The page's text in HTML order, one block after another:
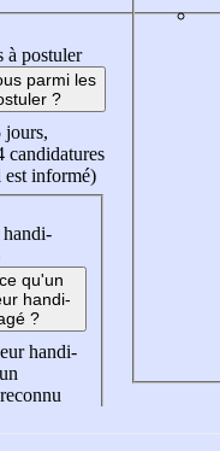
à postuler
parmi les
?
jours,
candidatures
est informé)
qu'un
handi-
?
handi-